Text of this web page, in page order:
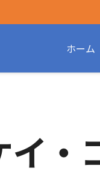
ホーム
・